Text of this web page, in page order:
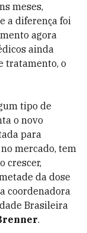
meses,
a diferença foi
agora
ainda
tratamento, o
tipo de
o novo
para
mercado, tem
crescer,
da dose
coordenadora
Brasileira
.